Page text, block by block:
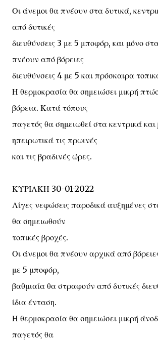
Οι άνεμοι θα πνέουν στα δυτικά,
από δυτικές
διευθύνσεις 3 με 5 μποφόρ, και μόνο
πνέουν από βόρειες
διευθύνσεις 4 με 5 και πρόσκαιρα
Η θερμοκρασία θα σημειώσει μικρή
βόρεια. Κατά τόπους
παγετός θα σημειωθεί στα κεντρικά και
ηπειρωτικά τις πρωινές
και τις βραδινές ώρες.
ΚΥΡΙΑΚΗ 30-01-2022
Λίγες νεφώσεις παροδικά αυξημένες
θα σημειωθούν
τοπικές βροχές.
Οι άνεμοι θα πνέουν αρχικά από
με 5 μποφόρ,
βαθμιαία θα στραφούν από δυτικές
ίδια ένταση.
Η θερμοκρασία θα σημειώσει μικρή
παγετός θα